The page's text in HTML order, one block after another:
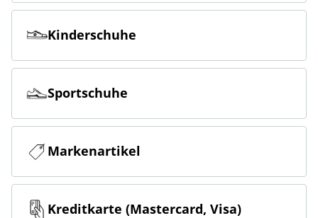
Kinderschuhe
Sportschuhe
Markenartikel
Kreditkarte (Mastercard, Visa)